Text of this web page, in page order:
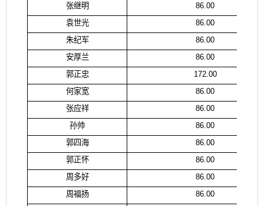
张继明
86.00
袁世光
86.00
朱纪军
86.00
安厚兰
86.00
郭正忠
172.00
何家宽
86.00
张应祥
86.00
孙帅
86.00
郭四海
86.00
郭正怀
86.00
周多好
86.00
周福扬
86.00